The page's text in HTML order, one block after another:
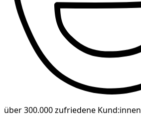
über 300.000 zufriedene Kund:innen